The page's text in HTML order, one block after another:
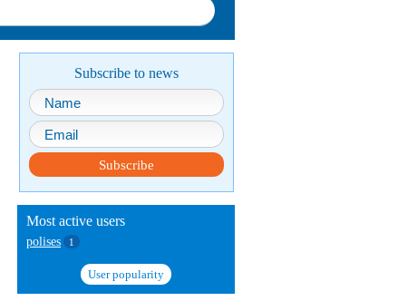
Subscribe to news
Subscribe
Most active users
polises 1
User popularity